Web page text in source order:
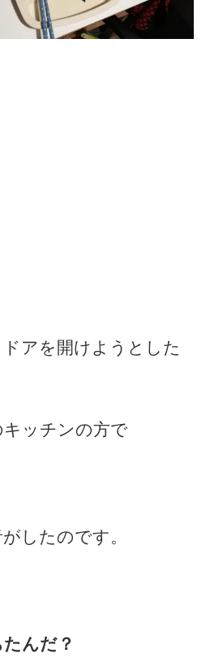
アを開けようとした
キッチンの方で
したのです。
んだ？